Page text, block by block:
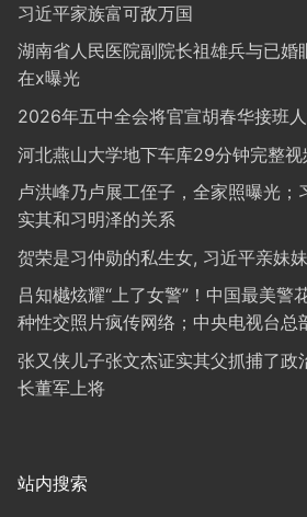
习近平家族富可敌万国
湖南省人民医院副院长祖雄兵与已婚
在x曝光
2026年五中全会将官宣胡春华接班
河北燕山大学地下车库29分钟完整视
卢洪峰乃卢展工侄子，全家照曝光；
实其和习明泽的关系
贺荣是习仲勋的私生女, 习近平亲妹妹
吕知樾炫耀“上了女警”！中国最美警
种性交照片疯传网络；中央电视台总
张又侠儿子张文杰证实其父抓捕了政
长董军上将
站内搜索